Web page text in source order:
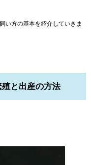
い方の基本を紹介していきま
と出産の方法